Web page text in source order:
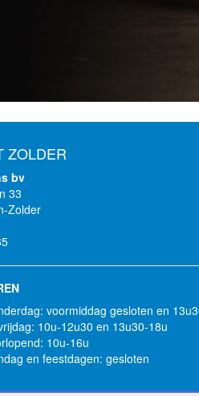
ZOLDER
bv
33
Zolder
voormiddag gesloten en
10u-12u30 en 13u30-18u
10u-16u
en feestdagen: gesloten